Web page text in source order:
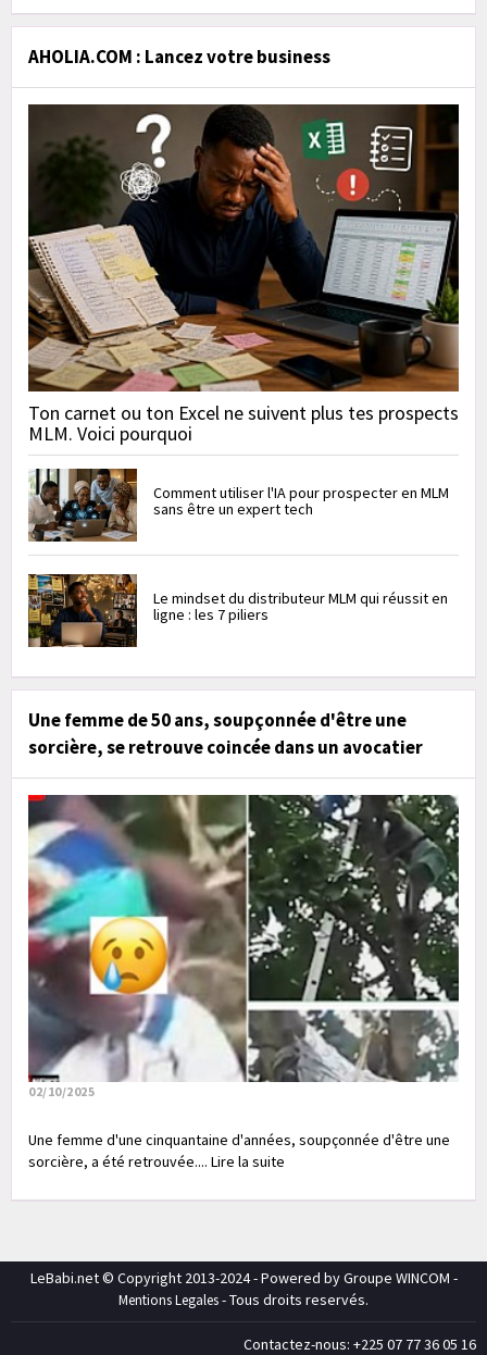
AHOLIA.COM : Lancez votre business
Ton carnet ou ton Excel ne suivent plus tes prospects
MLM. Voici pourquoi
Comment utiliser l'IA pour prospecter en MLM
sans être un expert tech
Le mindset du distributeur MLM qui réussit en
ligne : les 7 piliers
Une femme de 50 ans, soupçonnée d'être une
sorcière, se retrouve coincée dans un avocatier
02/10/2025
Une femme d'une cinquantaine d'années, soupçonnée d'être une
sorcière, a été retrouvée.... Lire la suite
LeBabi.net © Copyright 2013-2024 - Powered by Groupe WINCOM -
Mentions Legales- Tous droits reservés.
Contactez-nous: +225 07 77 36 05 16